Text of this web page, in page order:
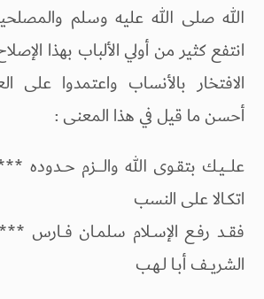
الله صلى الله عليه وسلم
انتفع كثير من أولي الألباب بهذا
الافتخار بالأنساب واعتمدوا على
أحسن ما قيل في هذا المعنى :
علـــيـك بتقـوى الله والــــزم
اتكـالا على النسب
فقــد رفـع الإسـلام سلمـان فــارس
الشريــف أبـا لـهـب